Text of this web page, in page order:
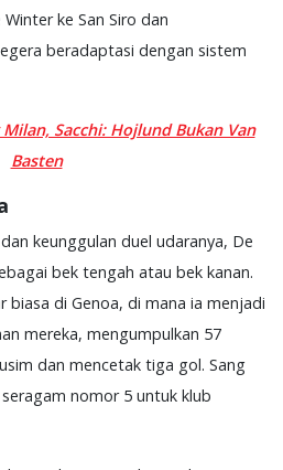
ke San Siro dan
beradaptasi dengan sistem
Milan, Sacchi: Hojlund Bukan Van
Basten
keunggulan duel udaranya, De
bek tengah atau bek kanan.
biasa di Genoa, di mana ia menjadi
mereka, mengumpulkan 57
dan mencetak tiga gol. Sang
nomor 5 untuk klub